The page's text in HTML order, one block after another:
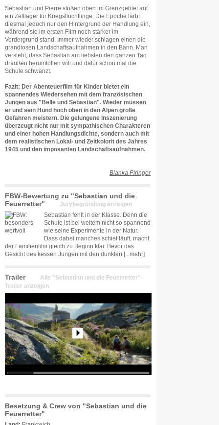
Sebastian und Pierre stoßen oben im Grenzgebiet auf
ein Zeltlager für Kriegsflüchtlinge. Die Epoche färbt
diesmal jedoch nur den Hintergrund der Handlung ein,
während sie im ersten Film noch stärker im
Vordergrund stand. Immer wieder schlagen einen die
grandiosen Landschaftsaufnahmen in den Bann. Man
versteht, dass Sebastian am liebsten den ganzen Tag
draußen herumtollen will und dafür schon mal die
Schule schwänzt.
Fazit: Der Abenteuerfilm für Kinder bietet ein
spannendes Wiedersehen mit dem französischen
Jungen aus "Belle und Sebastian". Wieder müssen
er und sein Hund hoch oben in den Alpen große
Gefahren meistern. Die gelungene Inszenierung
überzeugt nicht nur mit sympathischen Charakteren
und einer hohen Handlungsdichte, sondern auch mit
dem realistischen Lokal- und Zeitkolorit des Jahres
1945 und den imposanten Landschaftsaufnahmen.
Bianka Piringer
FBW-Bewertung zu "Sebastian und die
Feuerretter"
Jurybegründung anzeigen
Sebastian fehlt in der Klasse. Denn die
Schule ist bei weitem nicht so spannend
wie seine Experimente in der Natur.
Dass dabei manches schief läuft, macht
der Familienfilm gleich zu Beginn klar. Bevor das
Gesicht des kessen Jungen mit den dunklen [...mehr]
Trailer
Alle "Sebastian und die Feuerretter"-
Trailer anzeigen
Besetzung & Crew von "Sebastian und die
Feuerretter"